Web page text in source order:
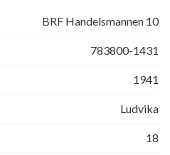
BRF Handelsmannen 10
783800-1431
1941
Ludvika
18